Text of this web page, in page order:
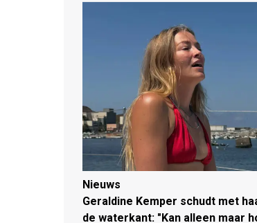
Nieuws
Geraldine Kemper schudt met
de waterkant: "Kan alleen maar